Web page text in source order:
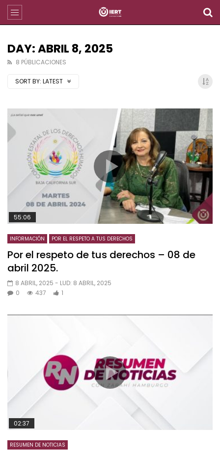
DAY: ABRIL 8, 2025
8 PÚBLICACIONES
SORT BY: LATEST
55:06
INFORMACIÓN POR EL RESPETO A TUS DERECHOS
Por el respeto de tus derechos – 08 de
abril 2025.
8 ABRIL, 2025 - LUD: 8 ABRIL, 2025
0
437 1
02:37
RESUMEN DE NOTICIAS